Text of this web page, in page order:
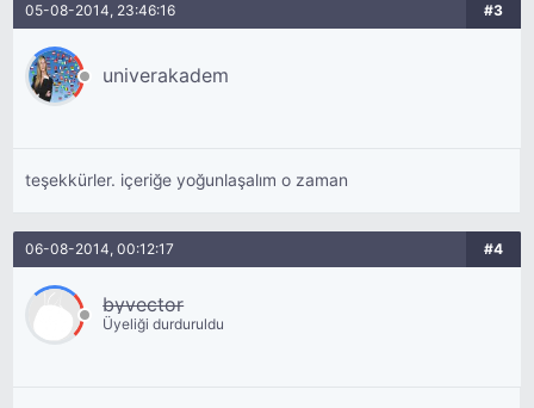
05-08-2014, 23:46:16 #3
univerakadem
teşekkürler. içeriğe yoğunlaşalım o zaman
06-08-2014, 00:12:17 #4
byvector
Üyeliği durduruldu